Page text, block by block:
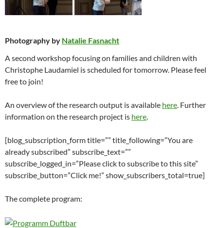
Photography by Natalie Fasnacht
A second workshop focusing on families and children with
Christophe Laudamiel is scheduled for tomorrow. Please feel
free to join!
An overview of the research output is available here . Further
information on the research project is here
[blog_subscription_form title=”” title_following=”You are
already subscribed” subscribe_text=””
subscribe_logged_in=”Please click to subscribe to this site”
subscribe_button=”Click me!” show_subscribers_total=true]
The complete program: